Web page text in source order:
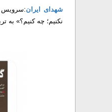
شهدای ایران:سرویس
نکنیم؛ چه کنیم؟» به